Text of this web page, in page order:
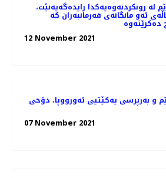
لە رونکردنەوەیەکدا رایدەگەیەنێت،
ئەو مانگانەی فەرمانبەران کە
12 November 2021
و بەرپرسی یەکێتیی ئەورووپا، دۆخى
07 November 2021